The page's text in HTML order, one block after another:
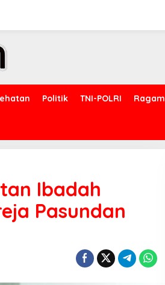
Politik TNI-POLRI Ragam
Ibadah
Pasundan